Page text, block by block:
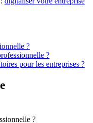
?
?
pour les entreprises ?